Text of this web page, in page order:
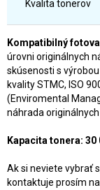
Kvalita tonerov
Kompatibilný
úrovni originálnych
skúsenosti s
kvality STMC, ISO
(Enviromental
náhrada
Kapacita tonera:
Ak si neviete vybrať
kontaktuje prosím